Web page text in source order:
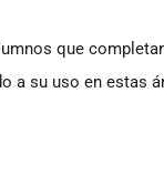
que
a su uso en estas